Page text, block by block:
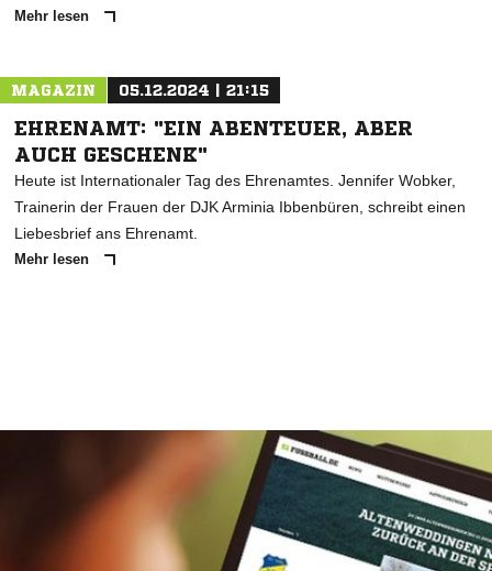
Mehr lesen
MAGAZIN 05.12.2024 | 21:15
EHRENAMT: "EIN ABENTEUER, ABER
AUCH GESCHENK"
Heute ist Internationaler Tag des Ehrenamtes. Jennifer Wobker,
Trainerin der Frauen der DJK Arminia Ibbenbüren, schreibt einen
Liebesbrief ans Ehrenamt.
Mehr lesen